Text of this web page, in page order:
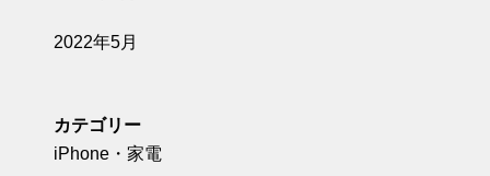
2022年5月
カテゴリー
iPhone・家電